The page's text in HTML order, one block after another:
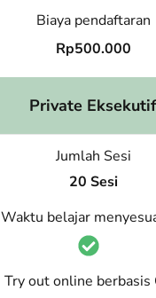
Biaya pendaftaran
Rp500.000
Private Eksekutif
Jumlah Sesi
20 Sesi
Waktu belajar
Try out online berbasis